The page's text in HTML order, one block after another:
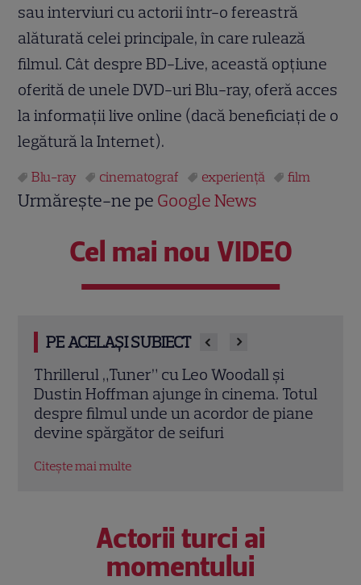
sau interviuri cu actorii într-o fereastră
alăturată celei principale, în care rulează
filmul. Cât despre BD-Live, această opţiune
oferită de unele DVD-uri Blu-ray, oferă acces
la informaţii live online (dacă beneficiaţi de o
legătură la Internet).
Blu-ray cinematograf experienţă film
Urmărește-ne pe Google News
Cel mai nou VIDEO
PE ACELAȘI SUBIECT
„Misiune la limită” de Guy Ritchie: Totul
despre filmul cu Henry Cavill și Jake
Gyllenhaal
Citește mai multe
Actorii turci ai
momentului